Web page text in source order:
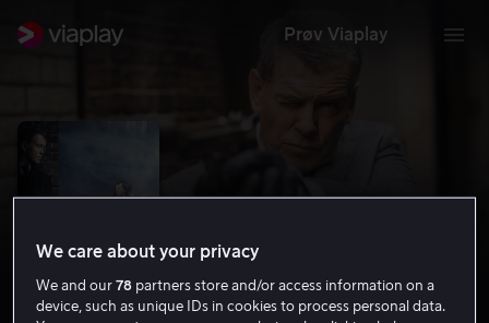
Prøv Viaplay
We care about your privacy
We and our78 partners store and/or access information on a
device, such as unique IDs in cookies to process personal data.